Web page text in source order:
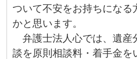
ついて不安をお持ちになる
かと思います。
弁護士法人心では、遺産
談を原則相談料・着手金を